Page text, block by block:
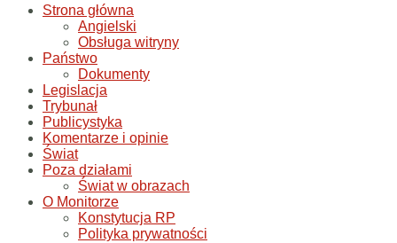
Strona główna
Angielski
Obsługa witryny
Państwo
Dokumenty
Legislacja
Trybunał
Publicystyka
Komentarze i opinie
Świat
Poza działami
Świat w obrazach
O Monitorze
Konstytucja RP
Polityka prywatności